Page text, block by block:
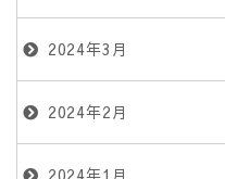
2024年3月
2024年2月
2024年1月